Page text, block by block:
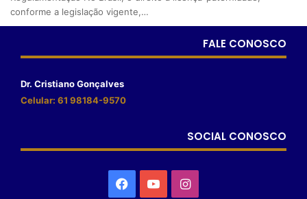
conforme a legislação vigente,…
FALE CONOSCO
Dr. Cristiano Gonçalves
Celular: 61 98184-9570
SOCIAL CONOSCO